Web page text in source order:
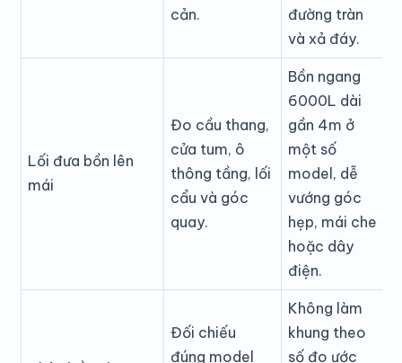
cản.
đường tràn
và xả đáy.
Lối đưa bồn lên
mái
Đo cầu thang,
cửa tum, ô
thông tầng, lối
cẩu và góc
quay.
Bồn ngang
6000L dài
gần 4m ở
một số
model, dễ
vướng góc
hẹp, mái che
hoặc dây
điện.
Đối chiếu
đúng model
Không làm
khung theo
số đo ước